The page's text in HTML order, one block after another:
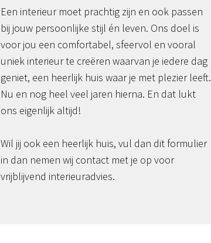
Een interieur moet prachtig zijn en ook passen
bij jouw persoonlijke stijl én leven. Ons doel is
voor jou een comfortabel, sfeervol en vooral
uniek interieur te creëren waarvan je iedere dag
geniet, een heerlijk huis waar je met plezier leeft.
Nu en nog heel veel jaren hierna. En dat lukt
ons eigenlijk altijd!
Wil jij ook een heerlijk huis, vul dan dit formulier
in dan nemen wij contact met je op voor
vrijblijvend interieuradvies.